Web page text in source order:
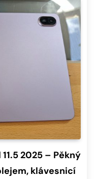
2025 – Pěkný
klávesnicí